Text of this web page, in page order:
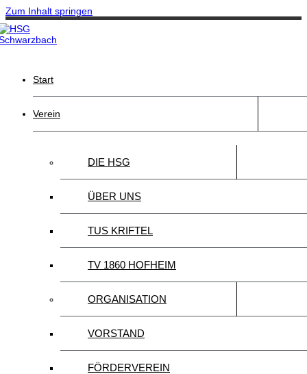
Zum Inhalt springen
Start
Verein
DIE HSG
ÜBER UNS
TUS KRIFTEL
TV 1860 HOFHEIM
ORGANISATION
VORSTAND
FÖRDERVEREIN